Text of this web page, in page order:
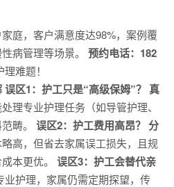
庭，客户满意度达98%，案例覆
病管理等场景。 预约电话：182
难题！
误区1：护工只是“高级保姆”？ 真
理专业护理任务（如导管护理、
畴。 误区2：护工费用高昂？ 分
高，但省去家属误工损失，且规
本更优。 误区3：护工会替代亲
业护理，家属仍需定期探望，传